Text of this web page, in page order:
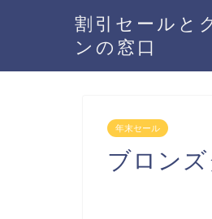
割引セールと
ンの窓口
年末セール
ブロン